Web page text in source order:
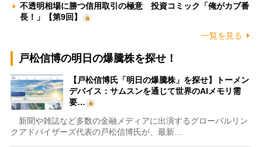
不透明相場に勝つ信用取引の極意 投資コミック「俺がカブ番
長！」【第9回】
一覧を見る
戸松信博の明日の爆騰株を探せ！
【戸松信博氏「明日の爆騰株」を探せ】トーメン
デバイス：サムスンを通じて世界のAIメモリ需
要…
新聞や雑誌など多数の金融メディアに出演するグローバルリン
クアドバイザーズ代表の戸松信博氏が、最新…